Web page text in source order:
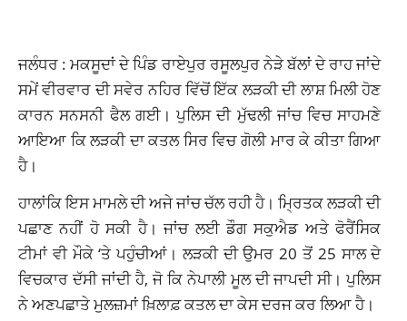
ਜਲੰਧਰ : ਮਕਸੂਦਾਂ ਦੇ ਪਿੰਡ ਰਾਏਪੁਰ ਰਸੂਲਪੁਰ ਨੇੜੇ ਬੱਲਾਂ ਦੇ ਰਾਹ ਜਾਂਦੇ
ਸਮੇਂ ਵੀਰਵਾਰ ਦੀ ਸਵੇਰ ਨਹਿਰ ਵਿੱਚੋਂ ਇੱਕ ਲੜਕੀ ਦੀ ਲਾਸ਼ ਮਿਲੀ ਹੋਣ
ਕਾਰਨ ਸਨਸਨੀ ਫੈਲ ਗਈ। ਪੁਲਿਸ ਦੀ ਮੁੱਢਲੀ ਜਾਂਚ ਵਿਚ ਸਾਹਮਣੇ
ਆਇਆ ਕਿ ਲੜਕੀ ਦਾ ਕਤਲ ਸਿਰ ਵਿਚ ਗੋਲੀ ਮਾਰ ਕੇ ਕੀਤਾ ਗਿਆ
ਹੈ।
ਹਾਲਾਂਕਿ ਇਸ ਮਾਮਲੇ ਦੀ ਅਜੇ ਜਾਂਚ ਚੱਲ ਰਹੀ ਹੈ। ਮ੍ਰਿਤਕ ਲੜਕੀ ਦੀ
ਪਛਾਣ ਨਹੀਂ ਹੋ ਸਕੀ ਹੈ। ਜਾਂਚ ਲਈ ਡੌਗ ਸਕੁਐਡ ਅਤੇ ਫੋਰੈਂਸਿਕ
ਟੀਮਾਂ ਵੀ ਮੌਕੇ ‘ਤੇ ਪਹੁੰਚੀਆਂ। ਲੜਕੀ ਦੀ ਉਮਰ 20 ਤੋਂ 25 ਸਾਲ ਦੇ
ਵਿਚਕਾਰ ਦੱਸੀ ਜਾਂਦੀ ਹੈ, ਜੋ ਕਿ ਨੇਪਾਲੀ ਮੂਲ ਦੀ ਜਾਪਦੀ ਸੀ। ਪੁਲਿਸ
ਨੇ ਅਣਪਛਾਤੇ ਮੁਲਜ਼ਮਾਂ ਖ਼ਿਲਾਫ਼ ਕਤਲ ਦਾ ਕੇਸ ਦਰਜ ਕਰ ਲਿਆ ਹੈ।